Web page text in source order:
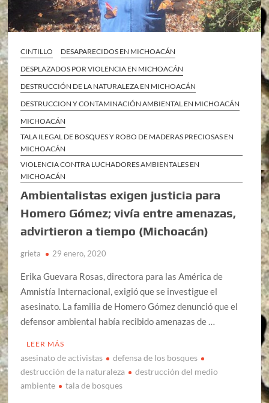
CINTILLO
DESAPARECIDOS EN MICHOACÁN
DESPLAZADOS POR VIOLENCIA EN MICHOACÁN
DESTRUCCIÓN DE LA NATURALEZA EN MICHOACÁN
DESTRUCCION Y CONTAMINACIÓN AMBIENTAL EN MICHOACÁN
MICHOACÁN
TALA ILEGAL DE BOSQUES Y ROBO DE MADERAS PRECIOSAS EN
MICHOACÁN
VIOLENCIA CONTRA LUCHADORES AMBIENTALES EN
MICHOACÁN
Ambientalistas exigen justicia para
Homero Gómez; vivía entre amenazas,
advirtieron a tiempo (Michoacán)
grieta 29 enero, 2020
Erika Guevara Rosas, directora para las América de
Amnistía Internacional, exigió que se investigue el
asesinato. La familia de Homero Gómez denunció que el
defensor ambiental había recibido amenazas de …
LEER MÁS
asesinato de activistas
defensa de los bosques
destrucción de la naturaleza
destrucción del medio
ambiente
tala de bosques